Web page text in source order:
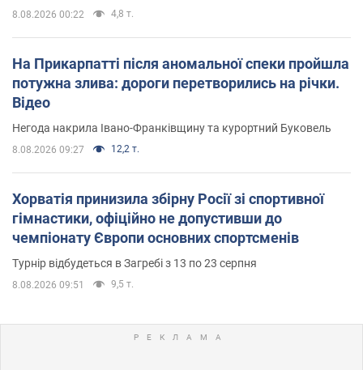
8.08.2026 00:22 4,8 т.
На Прикарпатті після аномальної спеки пройшла
потужна злива: дороги перетворились на річки.
Відео
Негода накрила Івано-Франківщину та курортний Буковель
8.08.2026 09:27 12,2 т.
Хорватія принизила збірну Росії зі спортивної
гімнастики, офіційно не допустивши до
чемпіонату Європи основних спортсменів
Турнір відбудеться в Загребі з 13 по 23 серпня
8.08.2026 09:51 9,5 т.